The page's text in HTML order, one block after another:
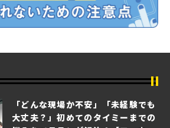
「どんな現場か不安」「未経験でも
大丈夫？」初めてのタイミーまでの